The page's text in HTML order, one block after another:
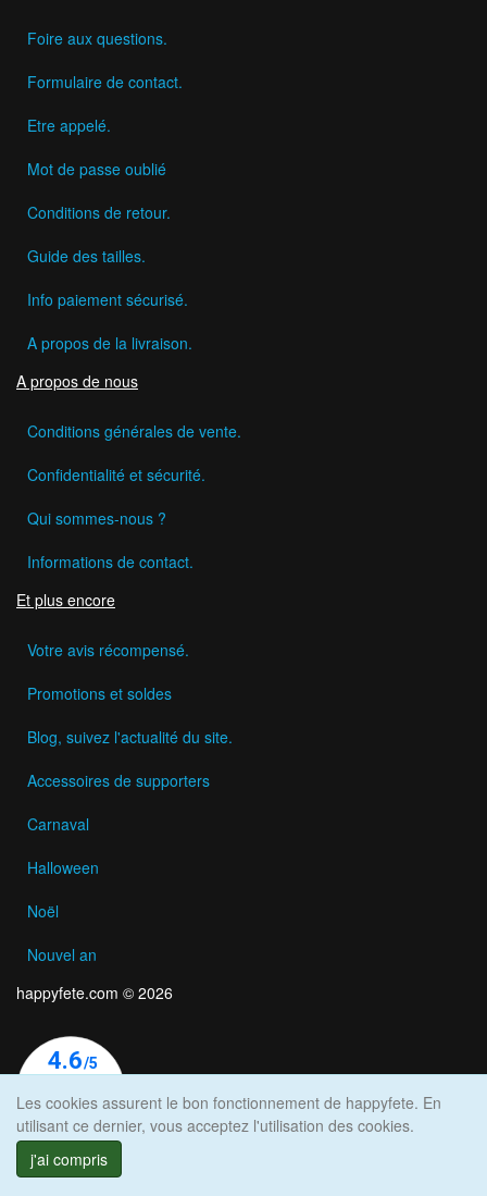
Foire aux questions.
Formulaire de contact.
Etre appelé.
Mot de passe oublié
Conditions de retour.
Guide des tailles.
Info paiement sécurisé.
A propos de la livraison.
A propos de nous
Conditions générales de vente.
Confidentialité et sécurité.
Qui sommes-nous ?
Informations de contact.
Et plus encore
Votre avis récompensé.
Promotions et soldes
Blog, suivez l'actualité du site.
Accessoires de supporters
Carnaval
Halloween
Noël
Nouvel an
happyfete.com © 2026
Les cookies assurent le bon fonctionnement de happyfete. En
utilisant ce dernier, vous acceptez l'utilisation des cookies.
j'ai compris